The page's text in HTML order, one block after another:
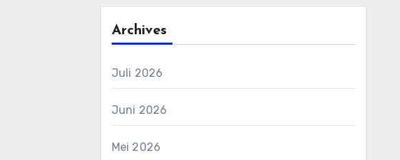
Archives
Juli 2026
Juni 2026
Mei 2026